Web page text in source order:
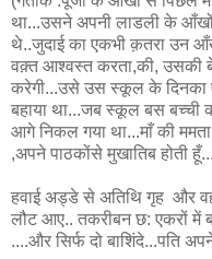
था...उसने अपनी लाडली के
थे..जुदाई का एकभी क़तरा उन
वक़्त आश्वस्त करता,की, उसकी
करेगी...उसे उस स्कूल के दिनका
बहाया था...जब स्कूल बस बच्ची
आगे निकल गया था...माँ की
,अपने पाठकोंसे मुखातिब होती
हवाई अड्डे से अतिथि गृह और
लौट आए.. तकरीबन छ: एकरों में
....और सिर्फ दो बाशिंदे...पति